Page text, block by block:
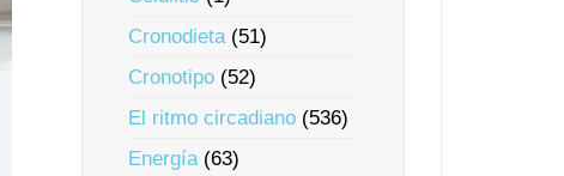
Cronodieta(51)
Cronotipo (52)
El ritmo circadiano (536)
Energía(63)